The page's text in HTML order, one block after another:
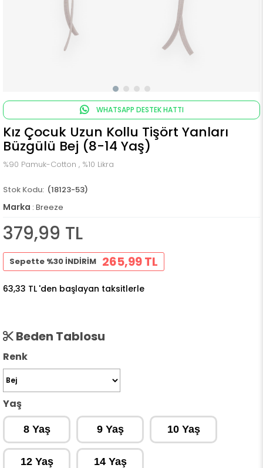
WHATSAPP DESTEK HATTI
Kız Çocuk Uzun Kollu Tişört Yanları
Büzgülü Bej (8-14 Yaş)
%90 Pamuk-Cotton , %10 Likra
(18123-53)
Marka : Breeze
379,99 TL
Sepette %30 İNDİRİM 265,99 TL
63,33 TL 'den başlayan taksitlerle
Beden Tablosu
Renk
Yaş
8 Yaş 9 Yaş 10 Yaş
12 Yaş 14 Yaş